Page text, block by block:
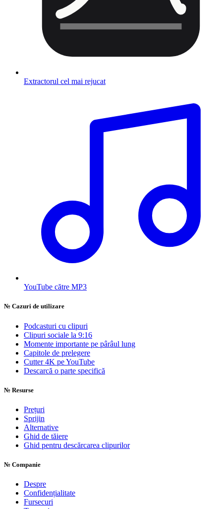
Extractorul cel mai rejucat
YouTube către MP3
№ Cazuri de utilizare
Podcasturi cu clipuri
Clipuri sociale la 9:16
Momente importante pe pârâul lung
Capitole de prelegere
Cutter 4K pe YouTube
Descarcă o parte specifică
№ Resurse
Prețuri
Sprijin
Alternative
Ghid de tăiere
Ghid pentru descărcarea clipurilor
№ Companie
Despre
Confidențialitate
Fursecuri